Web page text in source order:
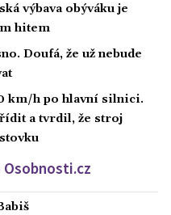
výbava obýváku je
hitem
Doufá, že už nebude
km/h po hlavní silnici.
a tvrdil, že stroj